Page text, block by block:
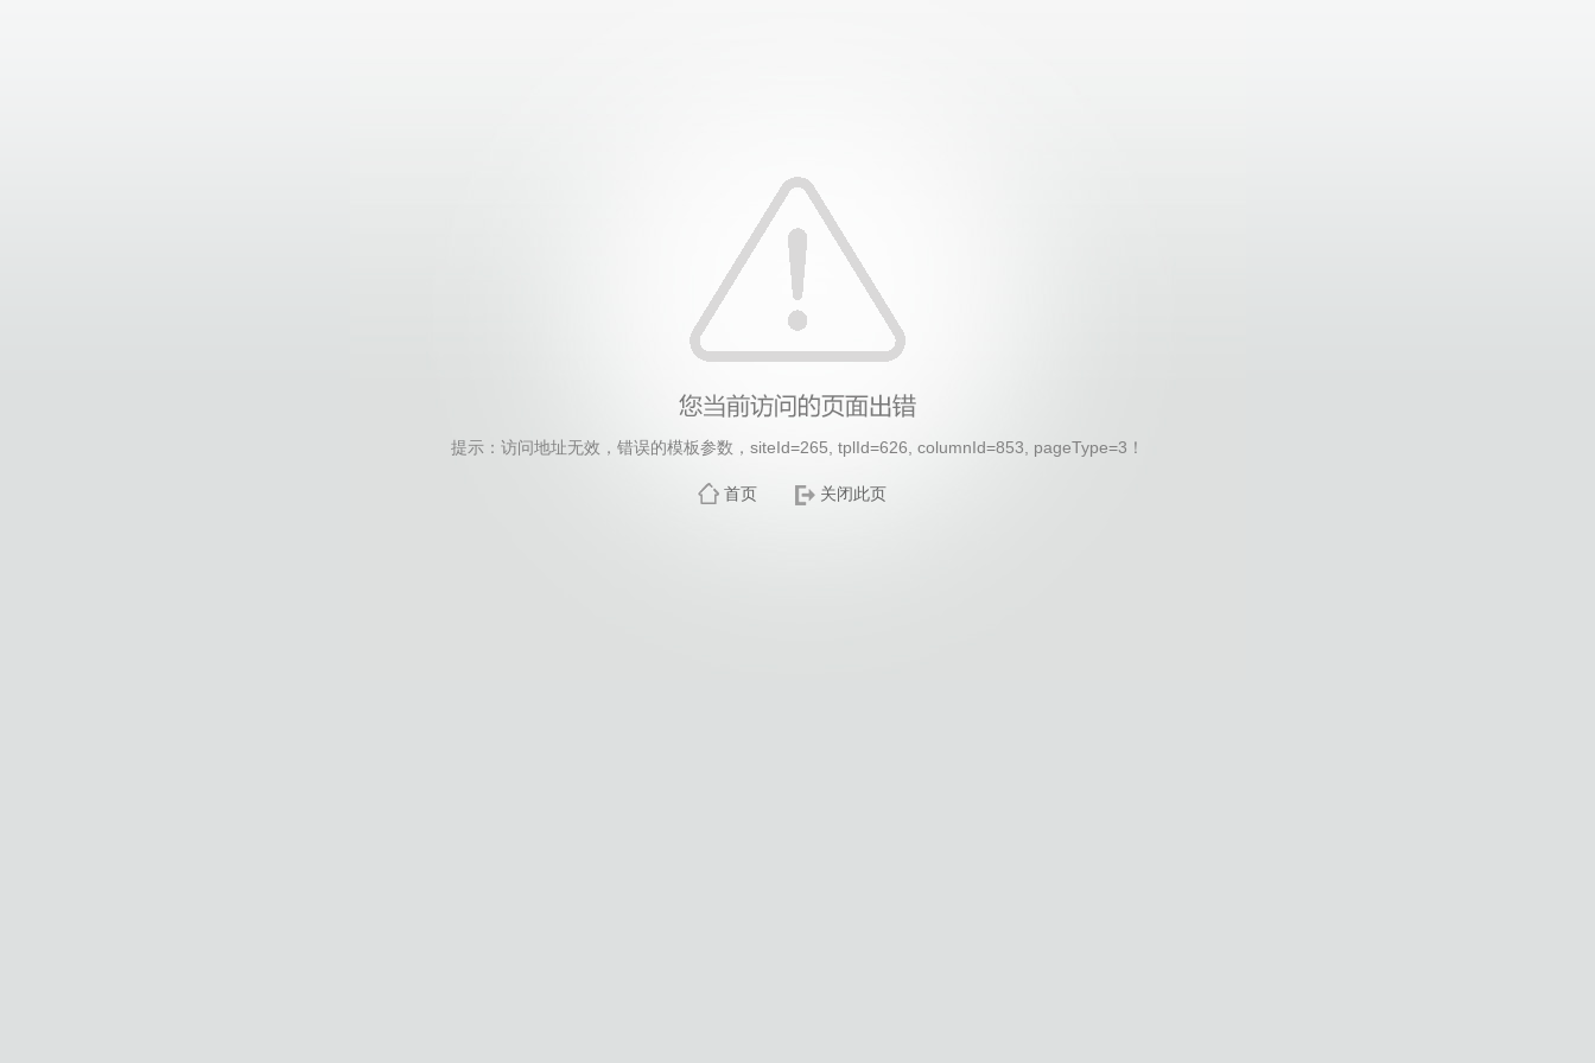
提示：访问地址无效，错误的模板参数，siteId=265, tplId=626, columnId=853, pageType=3！
首页 关闭此页